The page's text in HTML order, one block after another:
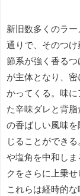
新旧数多くのラ
通りで、そのつけ
節系が強く香る
が主体となり、
かってくる。味
た辛味ダレと背
の香ばしい風味
じることができ
や塩角を中和し
クをさらに上乗
これらは経時的